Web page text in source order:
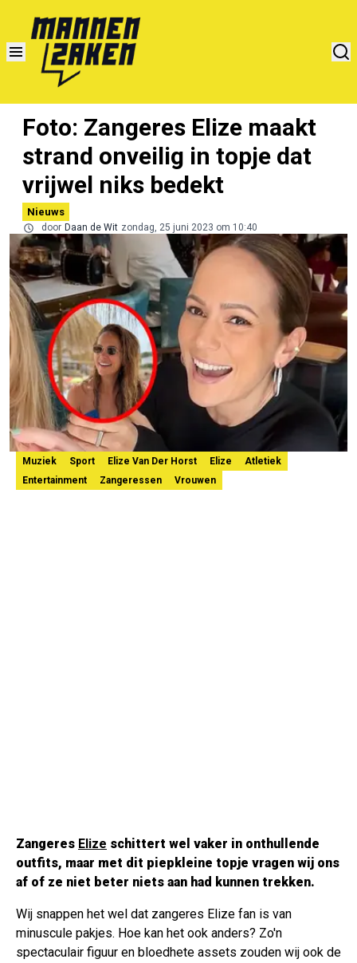
Foto: Zangeres Elize maakt
strand onveilig in topje dat
vrijwel niks bedekt
Nieuws
door Daan de Wit zondag, 25 juni 2023 om 10:40
Muziek Sport Elize Van Der Horst Elize
Atletiek
Entertainment
Zangeressen Vrouwen
Zangeres Elize schittert wel vaker in onthullende
outfits, maar met dit piepkleine topje vragen wij ons
af of ze niet beter niets aan had kunnen trekken.
Wij snappen het wel dat zangeres Elize fan is van
minuscule pakjes. Hoe kan het ook anders? Zo'n
spectaculair figuur en bloedhete assets zouden wij ook de